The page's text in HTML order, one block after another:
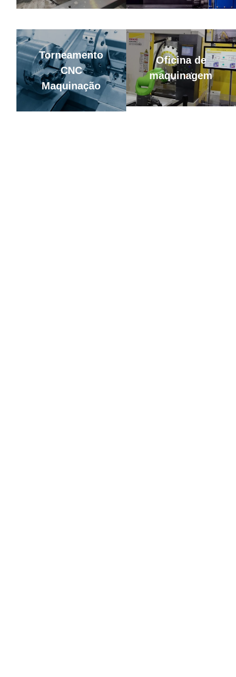
Torneamento
CNC
Maquinação
Oficina de
maquinagem